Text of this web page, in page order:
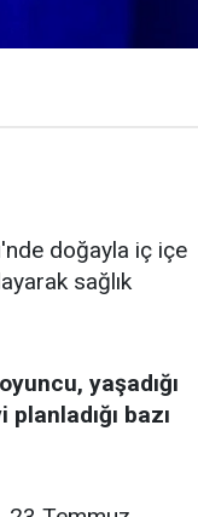
doğayla iç içe
sağlık
yaşadığı
bazı